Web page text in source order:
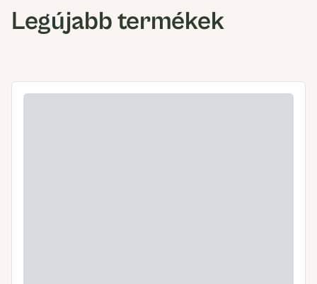
Legújabb termékek